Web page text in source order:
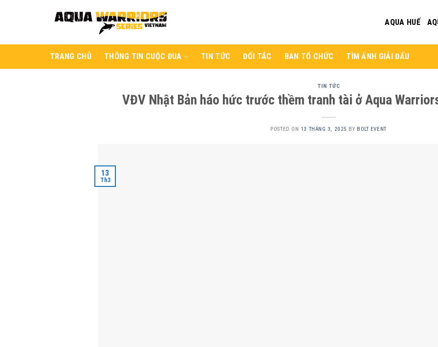
AQUA HUẾ
TRANG CHỦ THÔNG TIN CUỘC ĐUA TIN TỨC ĐỐI TÁC BAN TỔ CHỨC TÌM ẢNH GIẢI ĐẤU
TIN TỨC
VĐV Nhật Bản háo hức trước thềm tranh tài ở Aqua
POSTED ON 13 THÁNG 3, 2025 BY BOLT EVENT
13
Th3